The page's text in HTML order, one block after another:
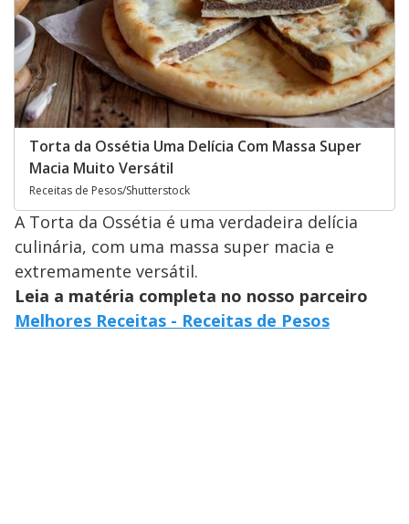
Torta da Ossétia Uma Delícia Com Massa Super
Macia Muito Versátil
Receitas de Pesos/Shutterstock
A Torta da Ossétia é uma verdadeira delícia
culinária, com uma massa super macia e
extremamente versátil.
Leia a matéria completa no nosso parceiro
Melhores Receitas - Receitas de Pesos